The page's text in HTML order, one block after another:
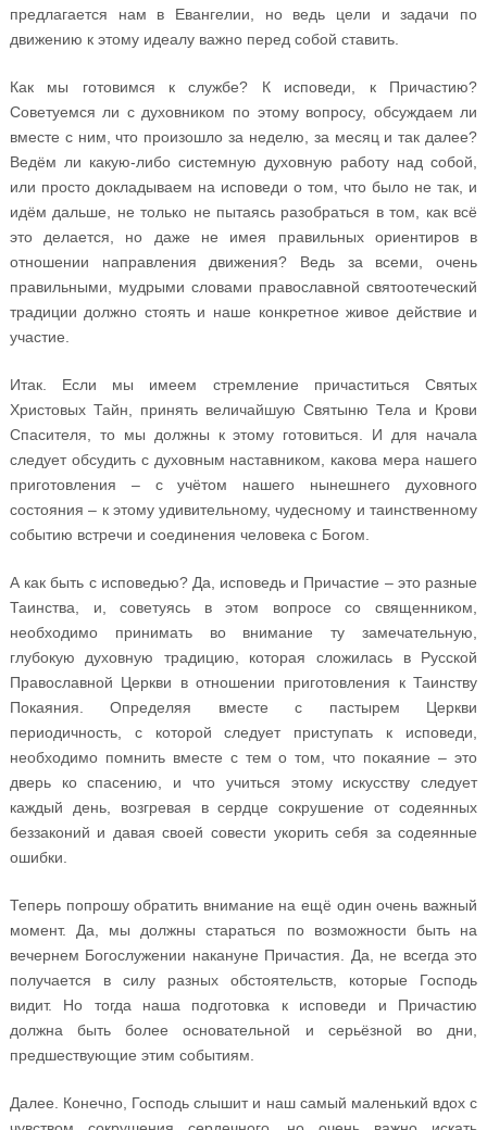
предлагается нам в Евангелии, но ведь цели и задачи по
движению к этому идеалу важно перед собой ставить.
Как мы готовимся к службе? К исповеди, к Причастию?
Советуемся ли с духовником по этому вопросу, обсуждаем ли
вместе с ним, что произошло за неделю, за месяц и так далее?
Ведём ли какую-либо системную духовную работу над собой,
или просто докладываем на исповеди о том, что было не так, и
идём дальше, не только не пытаясь разобраться в том, как всё
это делается, но даже не имея правильных ориентиров в
отношении направления движения? Ведь за всеми, очень
правильными, мудрыми словами православной святоотеческий
традиции должно стоять и наше конкретное живое действие и
участие.
Итак. Если мы имеем стремление причаститься Святых
Христовых Тайн, принять величайшую Святыню Тела и Крови
Спасителя, то мы должны к этому готовиться. И для начала
следует обсудить с духовным наставником, какова мера нашего
приготовления – с учётом нашего нынешнего духовного
состояния – к этому удивительному, чудесному и таинственному
событию встречи и соединения человека с Богом.
А как быть с исповедью? Да, исповедь и Причастие – это разные
Таинства, и, советуясь в этом вопросе со священником,
необходимо принимать во внимание ту замечательную,
глубокую духовную традицию, которая сложилась в Русской
Православной Церкви в отношении приготовления к Таинству
Покаяния. Определяя вместе с пастырем Церкви
периодичность, с которой следует приступать к исповеди,
необходимо помнить вместе с тем о том, что покаяние – это
дверь ко спасению, и что учиться этому искусству следует
каждый день, возгревая в сердце сокрушение от содеянных
беззаконий и давая своей совести укорить себя за содеянные
ошибки.
Теперь попрошу обратить внимание на ещё один очень важный
момент. Да, мы должны стараться по возможности быть на
вечернем Богослужении накануне Причастия. Да, не всегда это
получается в силу разных обстоятельств, которые Господь
видит. Но тогда наша подготовка к исповеди и Причастию
должна быть более основательной и серьёзной во дни,
предшествующие этим событиям.
Далее. Конечно, Господь слышит и наш самый маленький вдох с